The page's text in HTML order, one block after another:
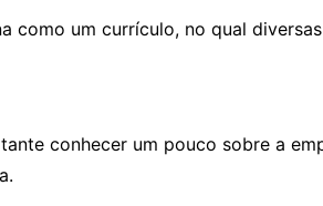
como um currículo, no qual diversas
conhecer um pouco sobre a